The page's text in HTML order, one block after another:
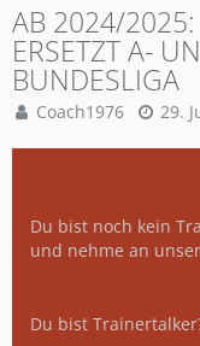
AB 2024/2025:
ERSETZT A-
BUNDESLIGA
Coach1976 29.
Du bist noch kein
und nehme an
Du bist